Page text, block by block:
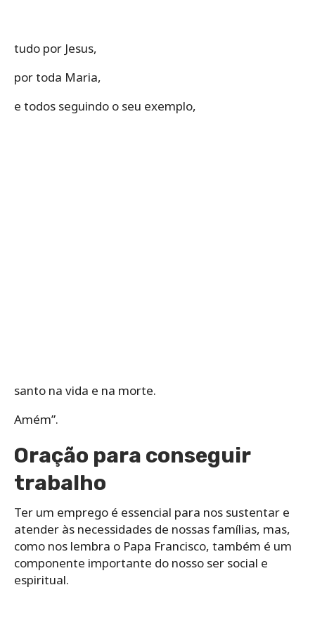
tudo por Jesus,
por toda Maria,
e todos seguindo o seu exemplo,
santo na vida e na morte.
Amém”.
Oração para conseguir
trabalho
Ter um emprego é essencial para nos sustentar e
atender às necessidades de nossas famílias, mas,
como nos lembra o Papa Francisco, também é um
componente importante do nosso ser social e
espiritual.